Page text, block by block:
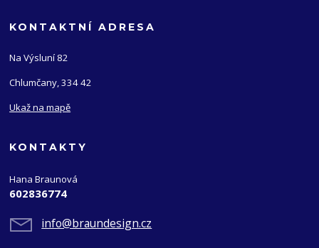
KONTAKTNÍ ADRESA
Na Výsluní 82
Chlumčany, 334 42
Ukaž na mapě
KONTAKTY
Hana Braunová
602836774
info@braundesign.cz